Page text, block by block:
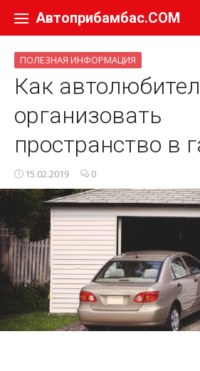
Автоприбамбас.COM
ПОЛЕЗНАЯ ИНФОРМАЦИЯ
Как
организовать
пространство в
15.02.2019 0